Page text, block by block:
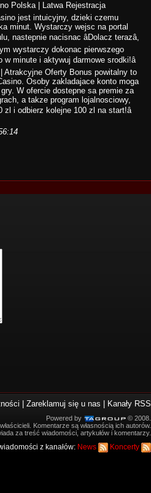
Polska | Latwa Rejestracja
jest intuicyjny, dzieki czemu
minut. Wystarczy wejsc na portal
nacisnac âDolacz terazâ,
wystarczy dokonac pierwszego
minute i aktywuj darmowe srodki!â
Atrakcyjne Oferty Bonus powitalny to
Osoby zakladajace konto moga
W ofercie dostepne sa premie za
a takze program lojalnosciowy,
zl i odbierz kolejne 100 zl na start!â
Zareklamuj się u nas Kanały RSS
Powered by
© 2008.
Komentarze są własnością ich autorów.
za treść wiadomości, artykułów i komentarzy.
z kanałów: News Koncerty